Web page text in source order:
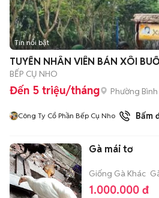
Tin nổi bật
TUYỂN NHÂN VIÊN BÁN XÔI
BẾP CỤ NHO
Đến 5 triệu/tháng Phường
Công Ty Cổ Phần Bếp Cụ Nho Bấm
Gà mái tơ
Giống Gà Khác
1.000.000 đ